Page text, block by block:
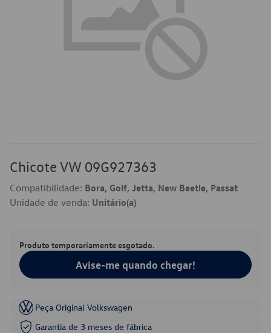
Chicote VW 09G927363
Compatibilidade: Bora, Golf, Jetta, New Beetle, Passat
Unidade de venda: Unitário(a)
Produto temporariamente esgotado.
Avise-me quando chegar!
Peça Original Volkswagen
Garantia de 3 meses de fábrica